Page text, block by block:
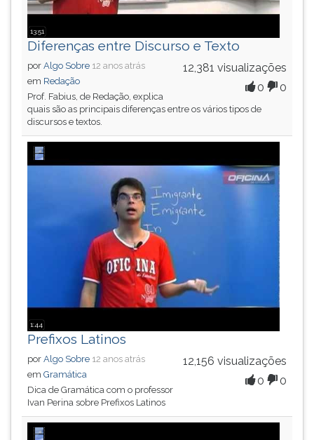
13:51
Diferenças entre Discurso e Texto
12,381 visualizações
0
0
por Algo Sobre 12 anos atrás
em Redação
Prof. Fabius, de Redação, explica
quais são as principais diferenças entre os vários tipos de
discursos e textos.
1:44
Prefixos Latinos
12,156 visualizações
0
0
por Algo Sobre 12 anos atrás
em Gramática
Dica de Gramática com o professor
Ivan Perina sobre Prefixos Latinos